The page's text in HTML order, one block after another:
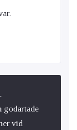
godartade
vid